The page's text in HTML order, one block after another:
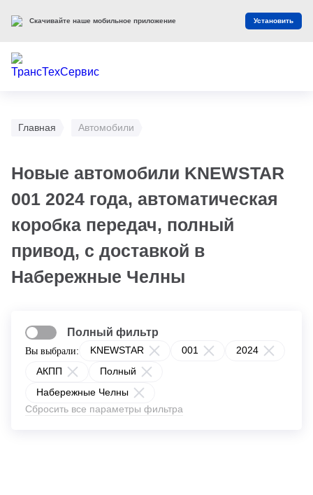
Главная Автомобили
Новые автомобили KNEWSTAR
001 2024 года, автоматическая
коробка передач, полный
привод, с доставкой в
Набережные Челны
Вы выбрали: KNEWSTAR 001
2024
АКПП
Полный
Набережные Челны
Сбросить все параметры фильтра
Полный фильтр
Скачивайте наше мобильное приложение Установить